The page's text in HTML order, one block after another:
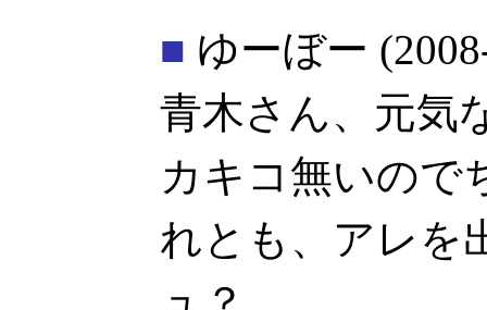
■ ゆーぼー
青木さん、元気
カキコ無いの
れとも、アレを